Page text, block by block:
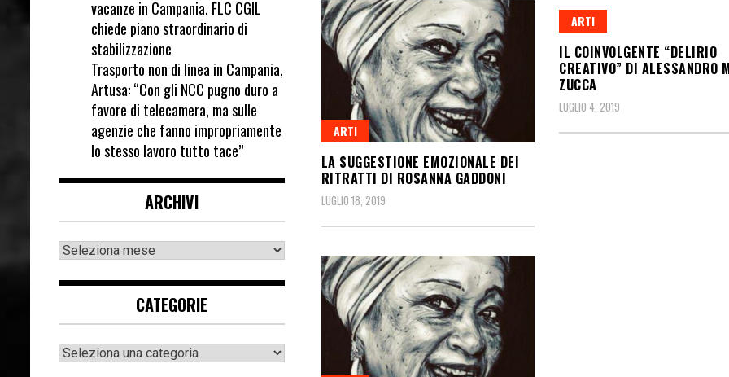
ARTI
LA SUGGESTIONE EMOZIONALE DEI
RITRATTI DI ROSANNA GADDONI
LUGLIO 18, 2019
ARTI
IL COINVOLGENTE “DELIRIO
CREATIVO” DI ALESSANDRO
ZUCCA
LUGLIO 4, 2019
vacanze in Campania. FLC CGIL
chiede piano straordinario di
stabilizzazione
Trasporto non di linea in Campania,
Artusa: “Con gli NCC pugno duro a
favore di telecamera, ma sulle
agenzie che fanno impropriamente
lo stesso lavoro tutto tace”
ARCHIVI
CATEGORIE